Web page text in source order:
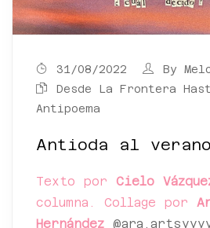
31/08/2022 By
Desde La Frontera
Antipoema
Antioda al
Texto por Cielo
columna. Collage por
Hernández